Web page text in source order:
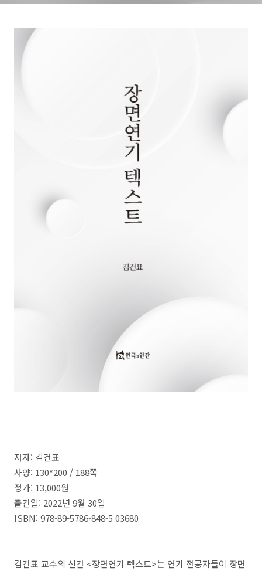
저자: 김건표
사양: 130*200 / 188쪽
정가: 13,000원
출간일: 2022년 9월 30일
ISBN: 978-89-5786-848-5 03680
김건표 교수의 신간 <장면연기 텍스트>는 연기 전공자들이 장면